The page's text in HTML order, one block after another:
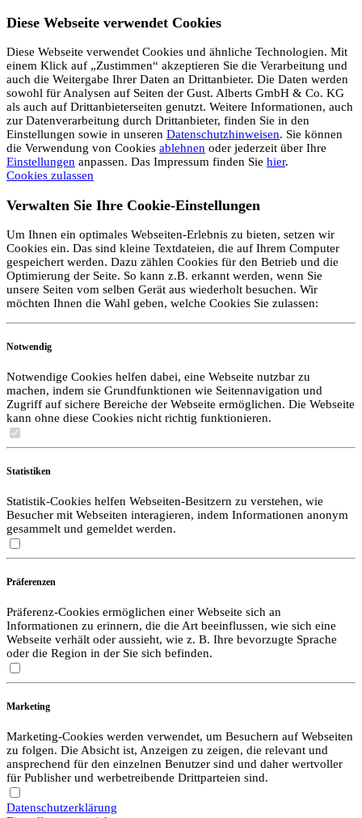
Diese Webseite verwendet Cookies
Diese Webseite verwendet Cookies und ähnliche Technologien. Mit
einem Klick auf „Zustimmen“ akzeptieren Sie die Verarbeitung und
auch die Weitergabe Ihrer Daten an Drittanbieter. Die Daten werden
sowohl für Analysen auf Seiten der Gust. Alberts GmbH & Co. KG
als auch auf Drittanbieterseiten genutzt. Weitere Informationen, auch
zur Datenverarbeitung durch Drittanbieter, finden Sie in den
Einstellungen sowie in unseren Datenschutzhinweisen. Sie können
die Verwendung von Cookies ablehnen oder jederzeit über Ihre
Einstellungen anpassen. Das Impressum finden Sie hier.
Cookies zulassen
Verwalten Sie Ihre Cookie-Einstellungen
Um Ihnen ein optimales Webseiten-Erlebnis zu bieten, setzen wir
Cookies ein. Das sind kleine Textdateien, die auf Ihrem Computer
gespeichert werden. Dazu zählen Cookies für den Betrieb und die
Optimierung der Seite. So kann z.B. erkannt werden, wenn Sie
unsere Seiten vom selben Gerät aus wiederholt besuchen. Wir
möchten Ihnen die Wahl geben, welche Cookies Sie zulassen:
Notwendig
Notwendige Cookies helfen dabei, eine Webseite nutzbar zu
machen, indem sie Grundfunktionen wie Seitennavigation und
Zugriff auf sichere Bereiche der Webseite ermöglichen. Die Webseite
kann ohne diese Cookies nicht richtig funktionieren.
Statistiken
Statistik-Cookies helfen Webseiten-Besitzern zu verstehen, wie
Besucher mit Webseiten interagieren, indem Informationen anonym
gesammelt und gemeldet werden.
Präferenzen
Präferenz-Cookies ermöglichen einer Webseite sich an
Informationen zu erinnern, die die Art beeinflussen, wie sich eine
Webseite verhält oder aussieht, wie z. B. Ihre bevorzugte Sprache
oder die Region in der Sie sich befinden.
Marketing
Marketing-Cookies werden verwendet, um Besuchern auf Webseiten
zu folgen. Die Absicht ist, Anzeigen zu zeigen, die relevant und
ansprechend für den einzelnen Benutzer sind und daher wertvoller
für Publisher und werbetreibende Drittparteien sind.
Datenschutzerklärung